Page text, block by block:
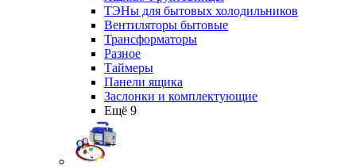
ТЭНы для бытовых холодильников
Вентиляторы бытовые
Трансформаторы
Разное
Таймеры
Панели ящика
Заслонки и комплектующие
Ещё 9